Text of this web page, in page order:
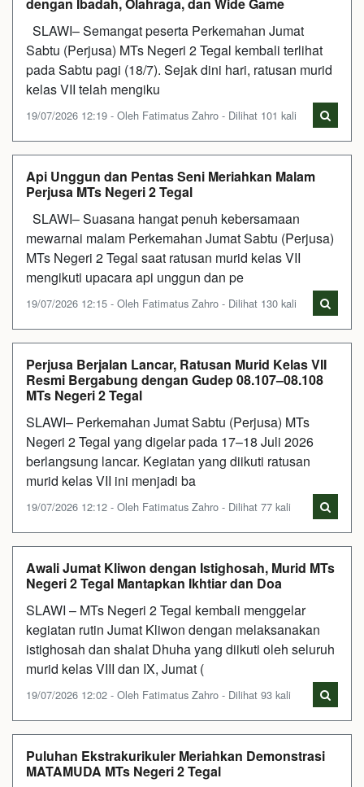
SLAWI– Semangat peserta Perkemahan Jumat
Sabtu (Perjusa) MTs Negeri 2 Tegal kembali terlihat
pada Sabtu pagi (18/7). Sejak dini hari, ratusan murid
kelas VII telah mengiku
19/07/2026 12:19 - Oleh Fatimatus Zahro - Dilihat 101 kali
Api Unggun dan Pentas Seni Meriahkan Malam
Perjusa MTs Negeri 2 Tegal
SLAWI– Suasana hangat penuh kebersamaan
mewarnai malam Perkemahan Jumat Sabtu (Perjusa)
MTs Negeri 2 Tegal saat ratusan murid kelas VII
mengikuti upacara api unggun dan pe
19/07/2026 12:15 - Oleh Fatimatus Zahro - Dilihat 130 kali
Perjusa Berjalan Lancar, Ratusan Murid Kelas VII
Resmi Bergabung dengan Gudep 08.107–08.108
MTs Negeri 2 Tegal
SLAWI– Perkemahan Jumat Sabtu (Perjusa) MTs
Negeri 2 Tegal yang digelar pada 17–18 Juli 2026
berlangsung lancar. Kegiatan yang diikuti ratusan
murid kelas VII ini menjadi ba
19/07/2026 12:12 - Oleh Fatimatus Zahro - Dilihat 77 kali
Awali Jumat Kliwon dengan Istighosah, Murid MTs
Negeri 2 Tegal Mantapkan Ikhtiar dan Doa
SLAWI – MTs Negeri 2 Tegal kembali menggelar
kegiatan rutin Jumat Kliwon dengan melaksanakan
istighosah dan shalat Dhuha yang diikuti oleh seluruh
murid kelas VIII dan IX, Jumat (
19/07/2026 12:02 - Oleh Fatimatus Zahro - Dilihat 93 kali
Puluhan Ekstrakurikuler Meriahkan Demonstrasi
MATAMUDA MTs Negeri 2 Tegal